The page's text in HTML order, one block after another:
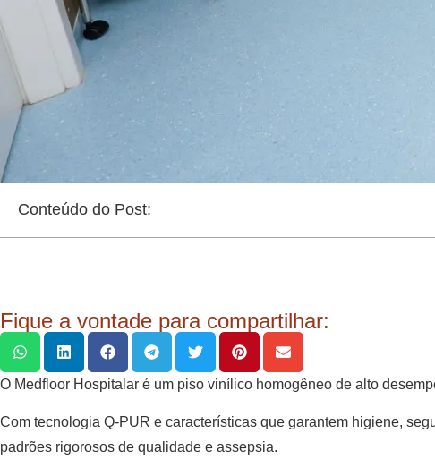
Conteúdo do Post:
Fique a vontade para compartilhar:
O Medfloor Hospitalar é um piso vinílico homogêneo de alto
Com tecnologia Q-PUR e características que garantem higiene,
padrões rigorosos de qualidade e assepsia.